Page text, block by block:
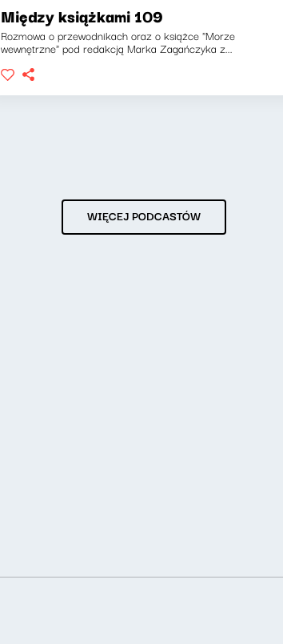
Między książkami 109
Rozmowa o przewodnikach oraz o książce "Morze
wewnętrzne" pod redakcją Marka Zagańczyka z...
WIĘCEJ PODCASTÓW